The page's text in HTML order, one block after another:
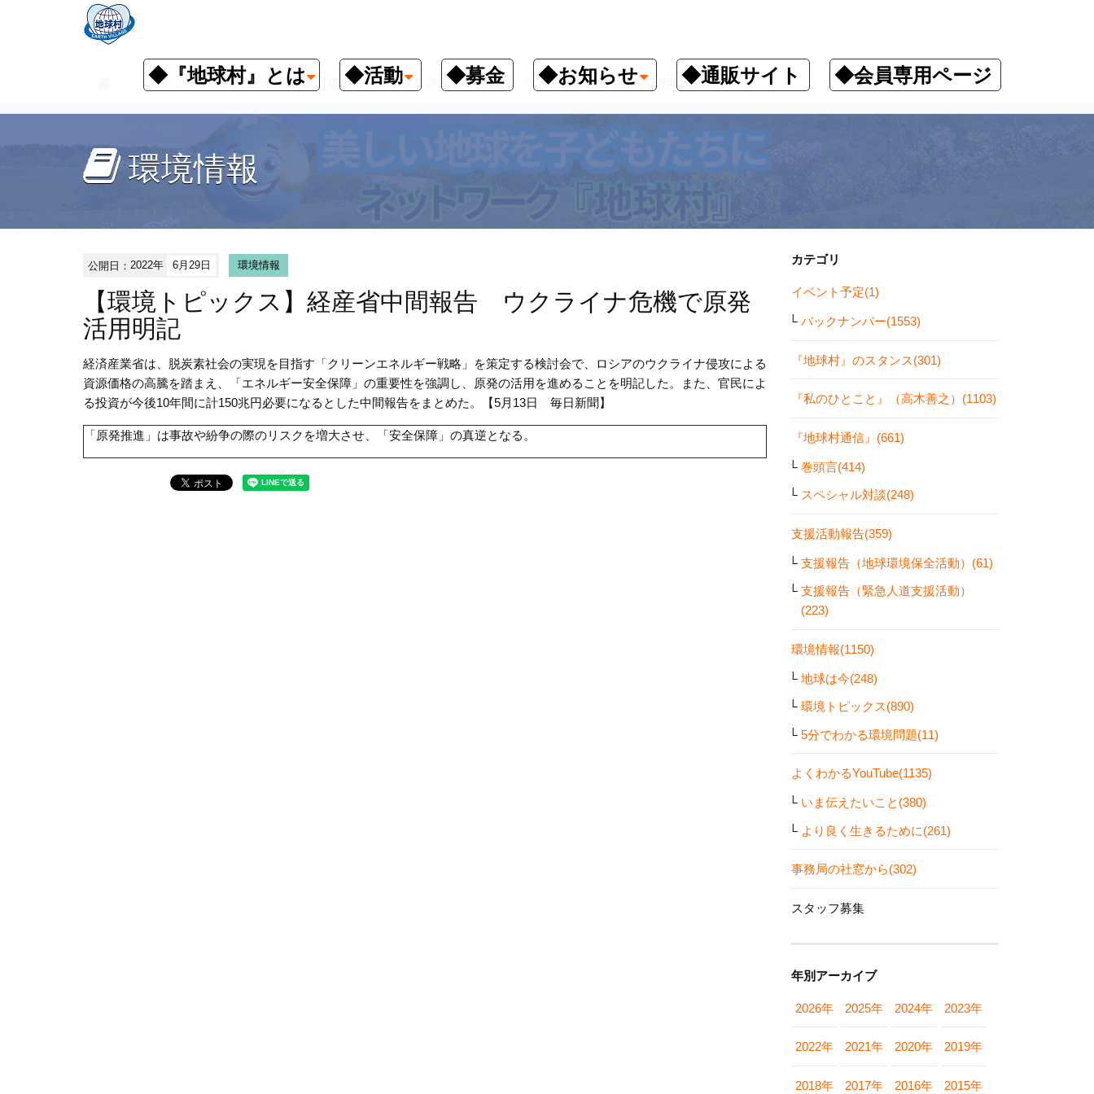
◆『地球村』とは ◆活動 ◆募金 ◆お知らせ ◆通販サイト ◆会員専用ページ
お知らせ 環境情報 【環境トピックス】経産省中間報告 ウクライナ危機で原発活用明記
環境情報
公開日：2022年 6月29日 環境情報
【環境トピックス】経産省中間報告 ウクライナ危機で原発
活用明記
経済産業省は、脱炭素社会の実現を目指す「クリーンエネルギー戦略」を策定する検討会で、ロシアのウクライナ侵攻による
資源価格の高騰を踏まえ、「エネルギー安全保障」の重要性を強調し、原発の活用を進めることを明記した。また、官民によ
る投資が今後10年間に計150兆円必要になるとした中間報告をまとめた。【5月13日 毎日新聞】
「原発推進」は事故や紛争の際のリスクを増大させ、「安全保障」の真逆となる。
カテゴリ
イベント予定(1)
バックナンバー(1553)
『地球村』のスタンス(301)
『私のひとこと』（高木善之）(1103)
『地球村通信』(661)
巻頭言(414)
スペシャル対談(248)
支援活動報告(359)
支援報告（地球環境保全活動）(61)
支援報告（緊急人道支援活動）
(223)
環境情報(1150)
地球は今(248)
環境トピックス(890)
5分でわかる環境問題(11)
よくわかるYouTube(1135)
いま伝えたいこと(380)
より良く生きるために(261)
事務局の社窓から(302)
スタッフ募集
年別アーカイブ
2026年 2025年 2024年 2023年
2022年 2021年 2020年 2019年
2018年 2017年 2016年 2015年